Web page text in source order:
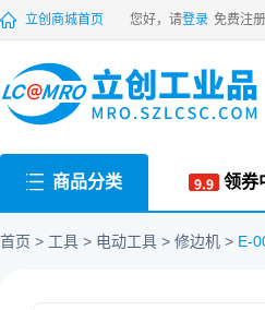
PDF 立创商城首页 您好，请登录 免费注册
商品分类 领券
首页 工具 电动工具 修边机 E-